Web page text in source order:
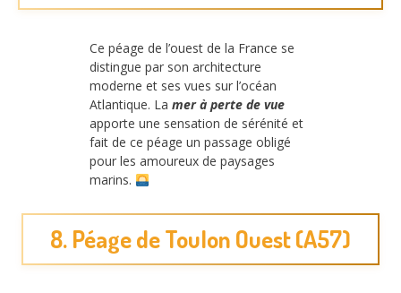
Ce péage de l’ouest de la France se
distingue par son architecture
moderne et ses vues sur l’océan
Atlantique. La mer à perte de vue
apporte une sensation de sérénité et
fait de ce péage un passage obligé
pour les amoureux de paysages
marins.
8. Péage de Toulon Ouest (A57)